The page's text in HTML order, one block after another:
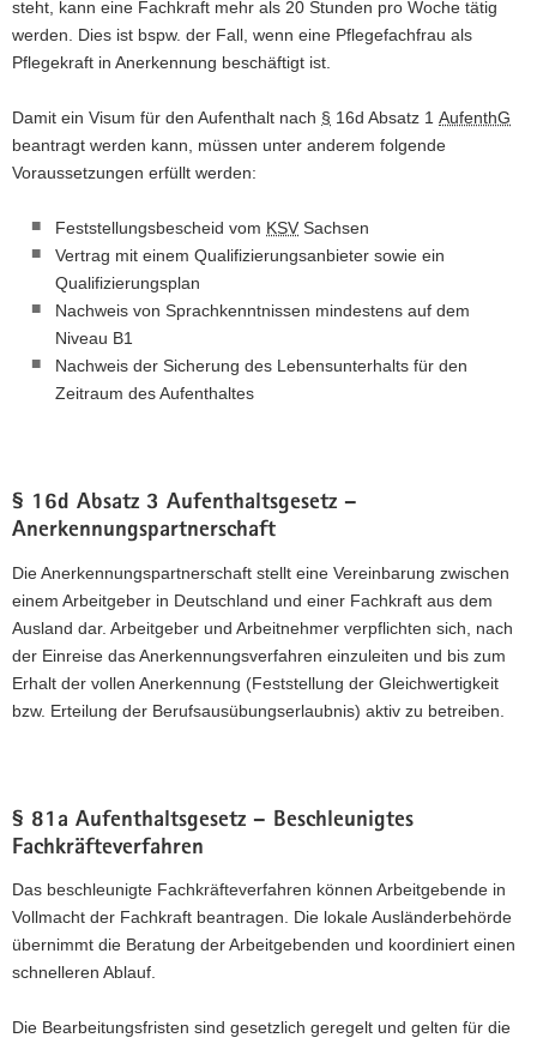
steht, kann eine Fachkraft mehr als 20 Stunden pro Woche tätig
werden. Dies ist bspw. der Fall, wenn eine Pflegefachfrau als
Pflegekraft in Anerkennung beschäftigt ist.
Damit ein Visum für den Aufenthalt nach § 16d Absatz 1 AufenthG
beantragt werden kann, müssen unter anderem folgende
Voraussetzungen erfüllt werden:
Feststellungsbescheid vom KSV Sachsen
Vertrag mit einem Qualifizierungsanbieter sowie ein
Qualifizierungsplan
Nachweis von Sprachkenntnissen mindestens auf dem
Niveau B1
Nachweis der Sicherung des Lebensunterhalts für den
Zeitraum des Aufenthaltes
§ 16d Absatz 3 Aufenthaltsgesetz –
Anerkennungspartnerschaft
Die Anerkennungspartnerschaft stellt eine Vereinbarung zwischen
einem Arbeitgeber in Deutschland und einer Fachkraft aus dem
Ausland dar. Arbeitgeber und Arbeitnehmer verpflichten sich, nach
der Einreise das Anerkennungsverfahren einzuleiten und bis zum
Erhalt der vollen Anerkennung (Feststellung der Gleichwertigkeit
bzw. Erteilung der Berufsausübungserlaubnis) aktiv zu betreiben.
§ 81a Aufenthaltsgesetz – Beschleunigtes
Fachkräfteverfahren
Das beschleunigte Fachkräfteverfahren können Arbeitgebende in
Vollmacht der Fachkraft beantragen. Die lokale Ausländerbehörde
übernimmt die Beratung der Arbeitgebenden und koordiniert einen
schnelleren Ablauf.
Die Bearbeitungsfristen sind gesetzlich geregelt und gelten für die